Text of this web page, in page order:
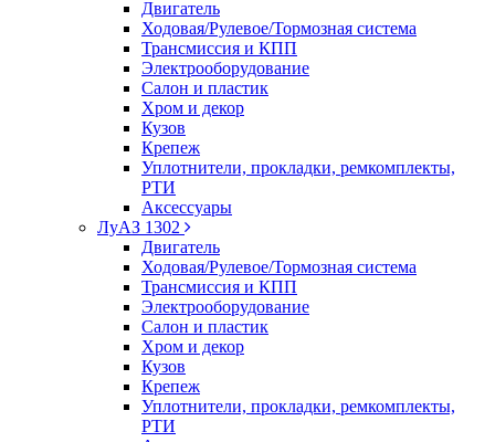
Двигатель
Ходовая/Рулевое/Тормозная система
Трансмиссия и КПП
Электрооборудование
Салон и пластик
Хром и декор
Кузов
Крепеж
Уплотнители, прокладки, ремкомплекты,
РТИ
Аксессуары
ЛуАЗ 1302
Двигатель
Ходовая/Рулевое/Тормозная система
Трансмиссия и КПП
Электрооборудование
Салон и пластик
Хром и декор
Кузов
Крепеж
Уплотнители, прокладки, ремкомплекты,
РТИ